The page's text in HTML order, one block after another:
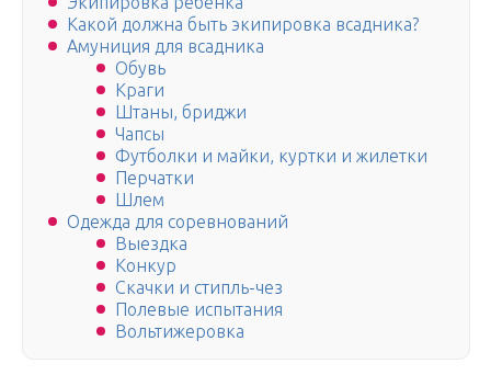
Какой должна быть экипировка всадника?
Амуниция для всадника
Обувь
Краги
Штаны, бриджи
Чапсы
Футболки и майки, куртки и жилетки
Перчатки
Шлем
Одежда для соревнований
Выездка
Конкур
Скачки и стипль-чез
Полевые испытания
Вольтижеровка